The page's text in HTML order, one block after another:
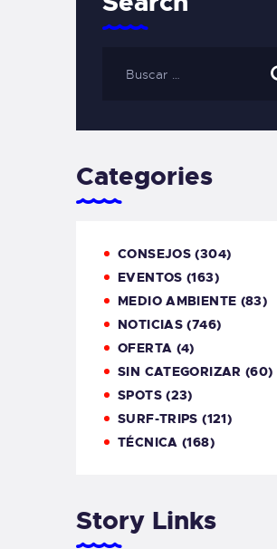
Categories
CONSEJOS (304)
EVENTOS (163)
MEDIO AMBIENTE (83)
NOTICIAS (746)
OFERTA (4)
SIN CATEGORIZAR (60)
SPOTS(23)
SURF-TRIPS (121)
TÉCNICA (168)
Story Links